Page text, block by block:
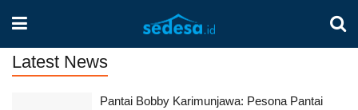
Latest News
Pantai Bobby Karimunjawa: Pesona Pantai